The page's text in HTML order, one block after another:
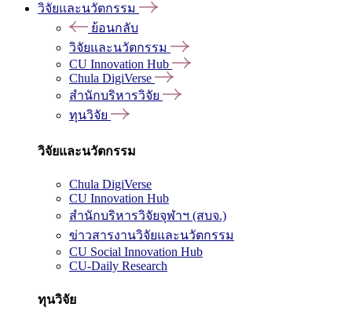
วิจัยและนวัตกรรม
ย้อนกลับ
วิจัยและนวัตกรรม
CU Innovation Hub
Chula DigiVerse
สำนักบริหารวิจัย
ทุนวิจัย
วิจัยและนวัตกรรม
Chula DigiVerse
CU Innovation Hub
สำนักบริหารวิจัยจุฬาฯ (สบจ.)
ข่าวสารงานวิจัยและนวัตกรรม
CU Social Innovation Hub
CU-Daily Research
ทุนวิจัย